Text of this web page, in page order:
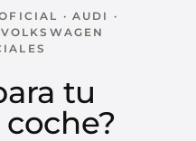
· AUDI ·
tu